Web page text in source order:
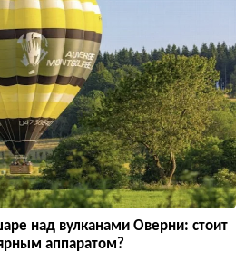
над вулканами Оверни: стоит
аппаратом?